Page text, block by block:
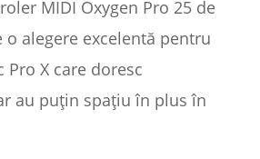
MIDI Oxygen Pro 25 de
o alegere excelentă pentru
X care doresc
au puțin spațiu în plus în